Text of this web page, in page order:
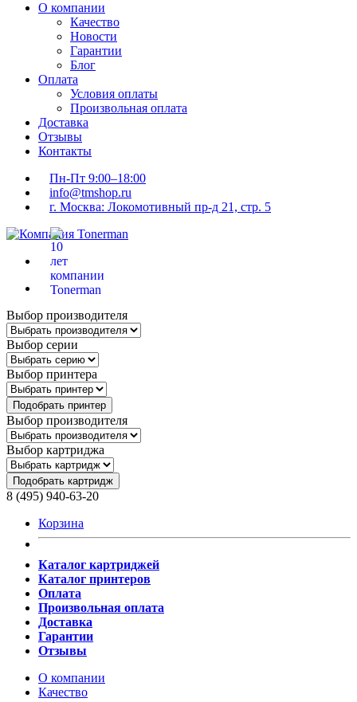
О компании
Качество
Новости
Гарантии
Блог
Оплата
Условия оплаты
Произвольная оплата
Доставка
Отзывы
Контакты
Пн-Пт 9:00–18:00
info@tmshop.ru
г. Москва: Локомотивный пр-д 21, стр. 5
Выбор производителя
Выбор серии
Выбор принтера
Подобрать принтер
Выбор производителя
Выбор картриджа
Подобрать картридж
8 (495) 940-63-20
Корзина
Каталог картриджей
Каталог принтеров
Оплата
Произвольная оплата
Доставка
Гарантии
Отзывы
О компании
Качество